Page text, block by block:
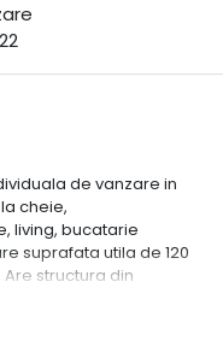
de vanzare in
cheie,
living, bucatarie
suprafata utila de 120
structura din
( apa, canalizare,